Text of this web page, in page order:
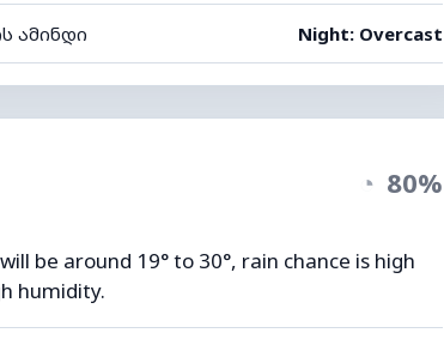
ამინდი Night: Overcast
◔ 80%
be around 19° to 30°, rain chance is high
humidity.